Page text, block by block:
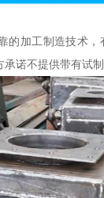
的加工制造技术，
承诺不提供带有试